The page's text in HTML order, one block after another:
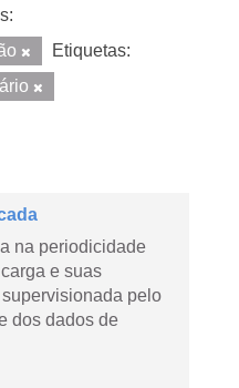
Etiquetas:
na periodicidade
e suas
pelo
dos dados de